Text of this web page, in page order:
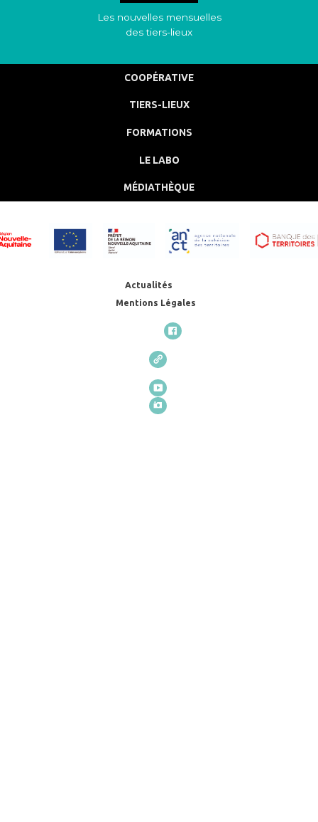
Les nouvelles mensuelles
des tiers-lieux
COOPÉRATIVE
TIERS-LIEUX
FORMATIONS
LE LABO
MÉDIATHÈQUE
Actualités
Mentions Légales